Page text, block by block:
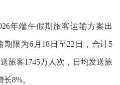
年端午假期旅客运输方案出
限为6月18日至22日，合计5
旅客1745万人次，日均发送旅
8%。